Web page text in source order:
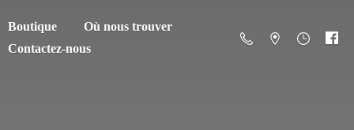
Boutique
Où nous trouver
Contactez-nous